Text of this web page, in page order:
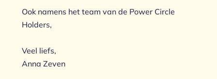
Ook namens het team van de Power Circle
Holders,
Veel liefs,
Anna Zeven